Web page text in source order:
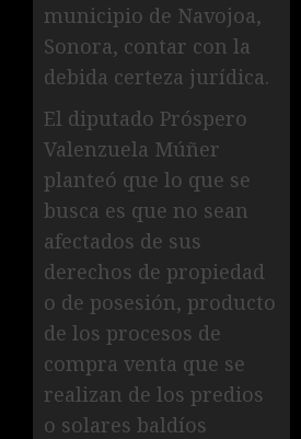
municipio de Navojoa,
Sonora, contar con la
debida certeza jurídica.
El diputado Próspero
Valenzuela Múñer
planteó que lo que se
busca es que no sean
afectados de sus
derechos de propiedad
o de posesión, producto
de los procesos de
compra venta que se
realizan de los predios
o solares baldíos